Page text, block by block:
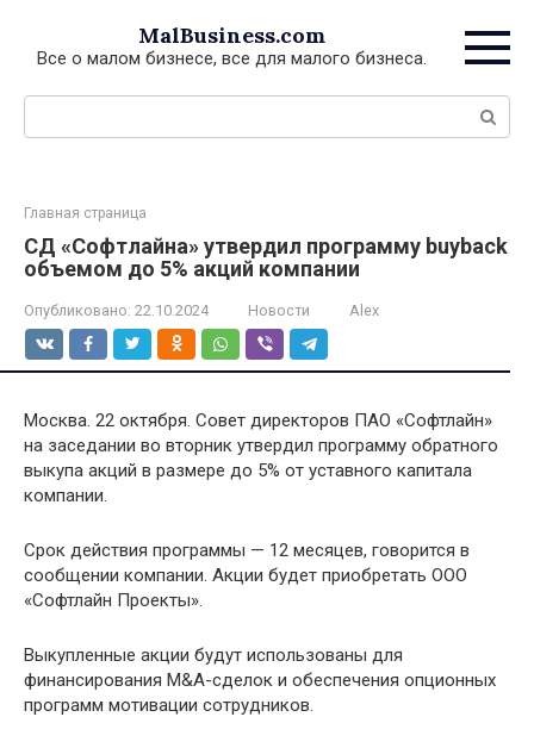
контенту
MalBusiness.com
Все о малом бизнесе, все для малого бизнеса.
Поиск:
Главная страница
СД «Софтлайна» утвердил программу buyback
объемом до 5% акций компании
Опубликовано: 22.10.2024 Новости Alex
Москва. 22 октября. Совет директоров ПАО «Софтлайн»
на заседании во вторник утвердил программу обратного
выкупа акций в размере до 5% от уставного капитала
компании.
Срок действия программы — 12 месяцев, говорится в
сообщении компании. Акции будет приобретать ООО
«Софтлайн Проекты».
Выкупленные акции будут использованы для
финансирования M&A-сделок и обеспечения опционных
программ мотивации сотрудников.